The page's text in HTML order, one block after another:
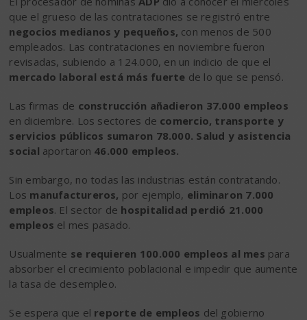
que el grueso de las contrataciones se registró entre
negocios medianos y pequeños, con menos de 500
empleados. Las contrataciones en noviembre fueron
revisadas, subiendo a 124.000, en un indicio de que el
mercado laboral está más fuerte de lo que se pensó.
Las firmas de construcción añadieron 37.000 empleos
en diciembre. Los sectores de comercio, transporte y
servicios públicos sumaron 78.000. Salud y asistencia
social aportaron 46.000 empleos.
Sin embargo, no todas las industrias están contratando.
Los manufactureros, por ejemplo, eliminaron 7.000
empleos. El sector de hospitalidad perdió 21.000
empleos el mes pasado.
Usualmente se requieren 100.000 empleos al mes para
absorber el crecimiento poblacional e impedir que aumente
la tasa de desempleo.
Se espera que el reporte de empleos del gobierno